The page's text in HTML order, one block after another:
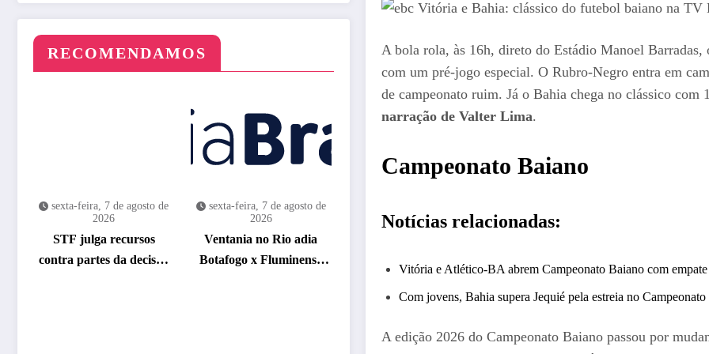
RECOMENDAMOS
sexta-feira, 7 de agosto de
2026
STF julga recursos
contra partes da decisão
sexta-feira, 7 de agosto de
2026
Ventania no Rio adia
Botafogo x Fluminense
A bola rola, às 16h, direto do Estádio Manoel
com um pré-jogo especial. O Rubro-Negro entra em
de campeonato ruim. Já o Bahia chega no clássico
narração de Valter Lima.
Campeonato Baiano
Notícias relacionadas:
Vitória e Atlético-BA abrem Campeonato Baiano com
Com jovens, Bahia supera Jequié pela estreia no
A edição 2026 do Campeonato Baiano passou por